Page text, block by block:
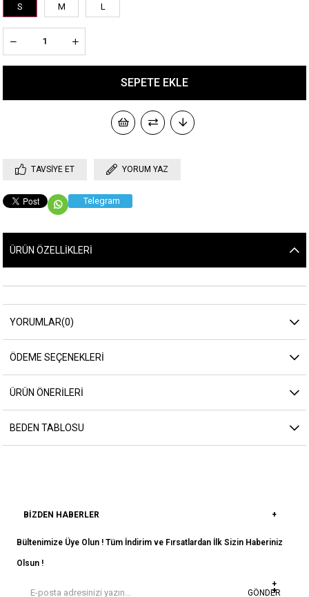
S M L
TAVSIYE ET YORUM YAZ
Telegram
ÜRÜN ÖZELLIKLERI
YORUMLAR(0)
ÖDEME SEÇENEKLERI
ÜRÜN ÖNERILERI
BEDEN TABLOSU
BIZDEN HABERLER
Bültenimize Üye Olun ! Tüm İndirim ve Fırsatlardan İlk Sizin Haberiniz
Olsun !
GÖNDER